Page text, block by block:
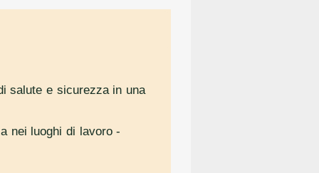
salute e sicurezza in una
nei luoghi di lavoro-